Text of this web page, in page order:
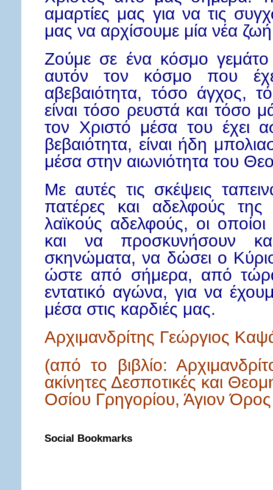
αμαρτίες μας για να τις
μας να αρχίσουμε μία νέα
Ζούμε σε ένα κόσμο
αυτόν τον κόσμο που
αβεβαιότητα, τόσο άγχος,
είναι τόσο ρευστά και τόσο
τον Χριστό μέσα του έχει
βεβαιότητα, είναι ήδη
μέσα στην αιωνιότητα του
Με αυτές τις σκέψεις
πατέρες και αδελφούς
λαϊκούς αδελφούς, οι
και να προσκυνήσουν
σκηνώματα, να δώσει ο
ώστε από σήμερα, από
εντατικό αγώνα, για να
μέσα στις καρδιές μας.
Αρχιμανδρίτης Γεώργιος
(από το βιβλίο:
ακίνητες Δεσποτικές και
Οσίου Γρηγορίου, Άγιον
Social Bookmarks